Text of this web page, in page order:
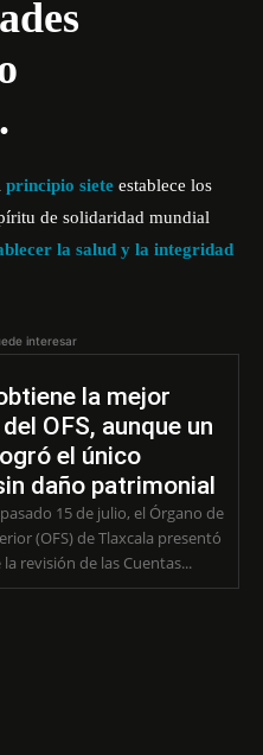
principio siete establece los
de solidaridad mundial
la salud y la integridad
interesar
la mejor
OFS, aunque un
el único
daño patrimonial
15 de julio, el Órgano de
(OFS) de Tlaxcala presentó
revisión de las Cuentas...